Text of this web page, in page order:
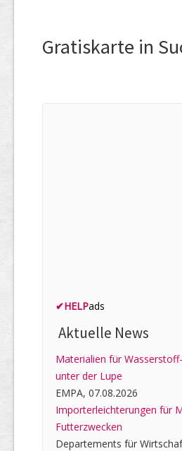
Gratiskarte in
✔HELPads
Aktuelle News
Materialien für
unter der Lupe
EMPA, 07.08.2026
Importerleichterungen für
Futterzwecken
Departements für